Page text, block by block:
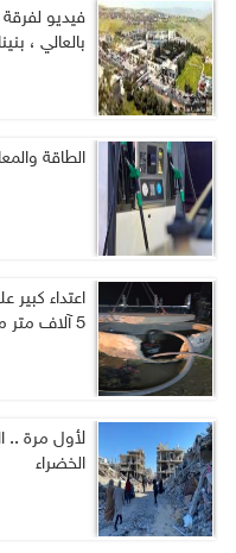
فيديو
بالعالي ،
الطاقة
اعتداء
5 آلاف متر مكعب يوميا
لأول مرة ..
الخضراء